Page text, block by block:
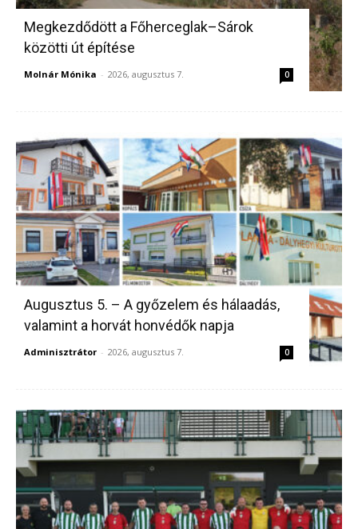
Megkezdődött a Főherceglak–Sárok
közötti út építése
Molnár Mónika - 2026, augusztus 7. 0
Augusztus 5. – A győzelem és hálaadás,
valamint a horvát honvédők napja
Adminisztrátor - 2026, augusztus 7. 0